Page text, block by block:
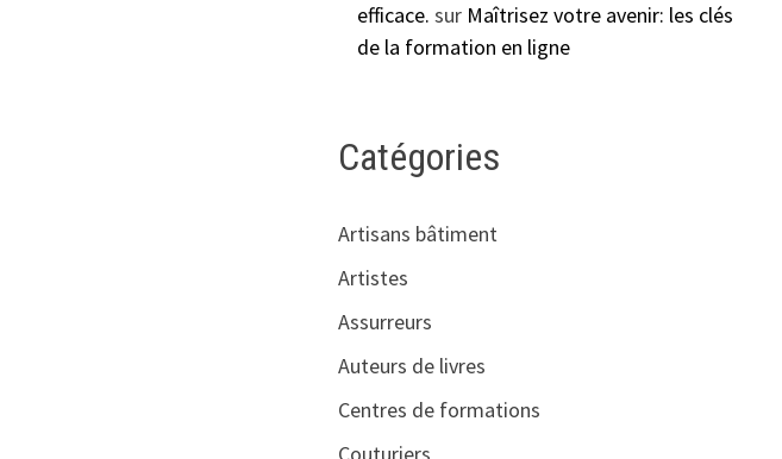
efficace. sur Maîtrisez votre avenir: les clés
de la formation en ligne
Catégories
Artisans bâtiment
Artistes
Assurreurs
Auteurs de livres
Centres de formations
Couturiers